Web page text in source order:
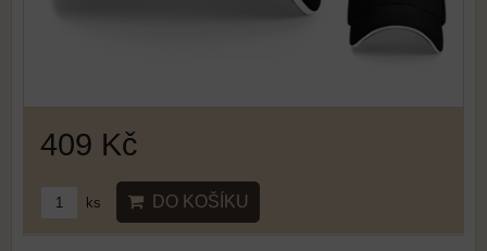
409 Kč
ks DO KOŠÍKU